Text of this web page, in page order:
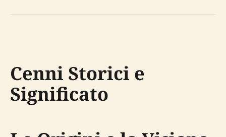
Cenni Storici e
Significato